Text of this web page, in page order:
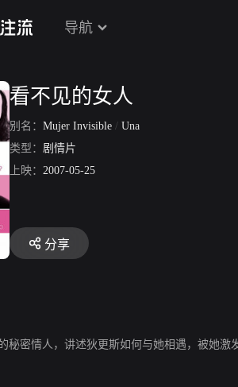
导航
看不见的女人
别名： Mujer Invisible / Una
类型： 剧情片
上映： 2007-05-25
分享
秘密情人，讲述狄更斯如何与她相遇，被她